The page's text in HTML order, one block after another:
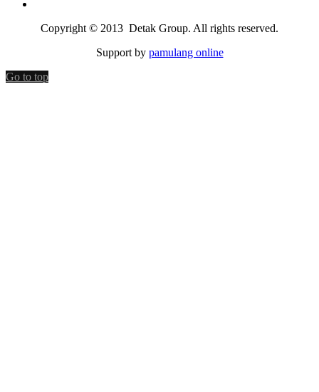
Copyright © 2013 Detak Group. All rights reserved.
Support by pamulang online
Go to top